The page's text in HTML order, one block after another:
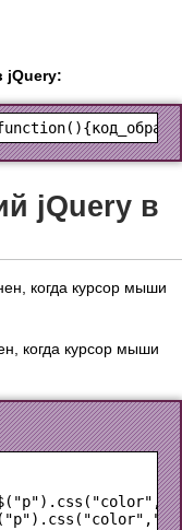
jQuery:
jQuery в
когда курсор мыши
когда курсор мыши